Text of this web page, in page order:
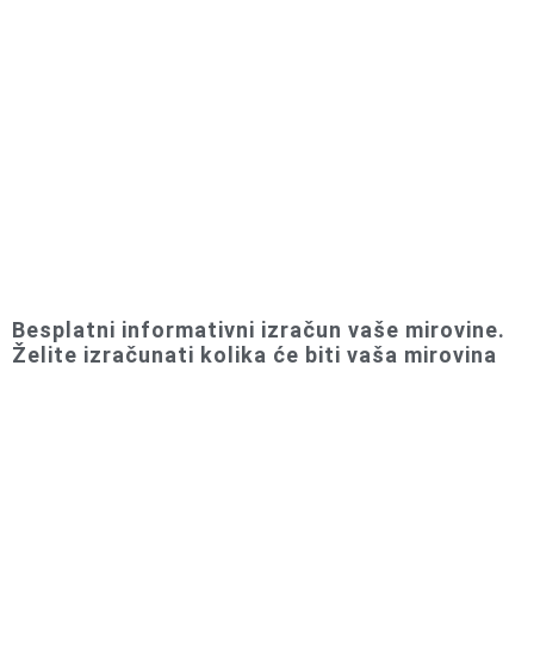
Besplatni informativni izračun vaše mirovine.
Želite izračunati kolika će biti vaša mirovina